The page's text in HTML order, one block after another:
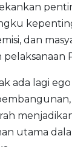
dan
ada lagi
utama